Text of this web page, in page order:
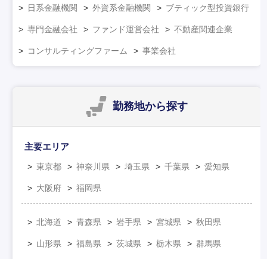
日系金融機関 外資系金融機関 ブティック型投資銀行
専門金融会社 ファンド運営会社 不動産関連企業
コンサルティングファーム 事業会社
勤務地から探す
主要エリア
東京都 神奈川県 埼玉県 千葉県 愛知県
大阪府 福岡県
北海道 青森県 岩手県 宮城県 秋田県
山形県 福島県 茨城県 栃木県 群馬県